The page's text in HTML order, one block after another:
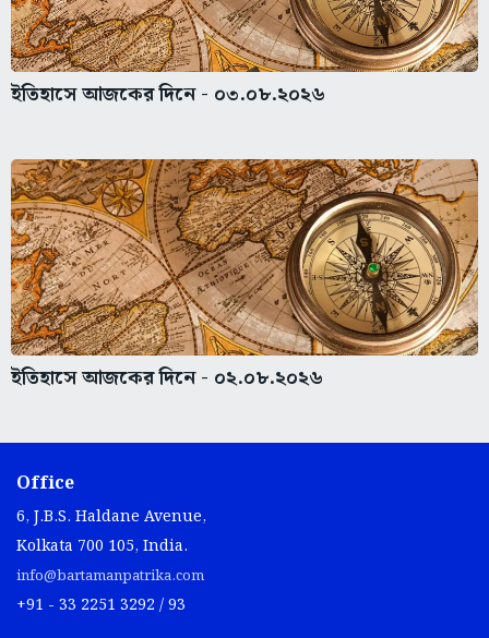
ইতিহাসে আজকের দিনে - ০৩.০৮.২০২৬
ইতিহাসে আজকের দিনে - ০২.০৮.২০২৬
Office
6, J.B.S. Haldane Avenue,
Kolkata 700 105, India.
info@bartamanpatrika.com
+91 - 33 2251 3292 / 93